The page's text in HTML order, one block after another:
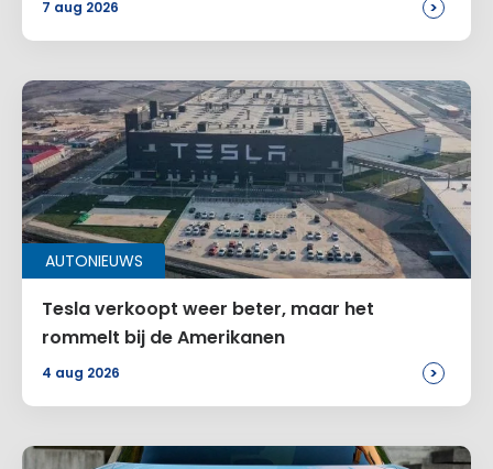
7 aug 2026 >
AUTONIEUWS
Tesla verkoopt weer beter, maar het
rommelt bij de Amerikanen
4 aug 2026 >